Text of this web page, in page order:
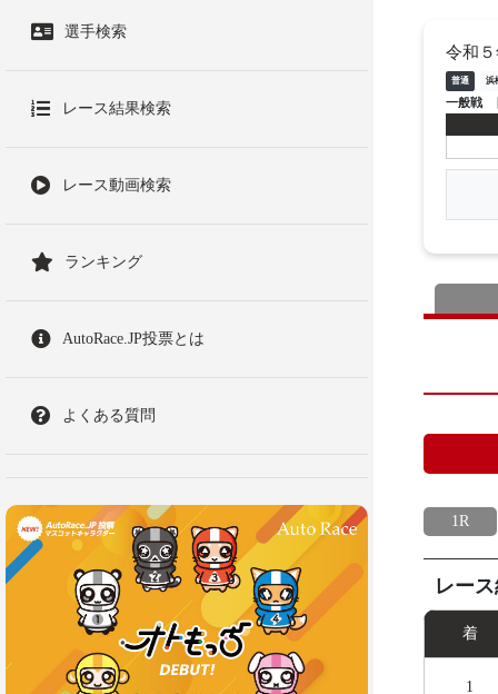
選手検索
レース結果検索
レース動画検索
ランキング
AutoRace.JP投票とは
よくある質問
令和
普通 浜
一般戦
1R
レー
着
1